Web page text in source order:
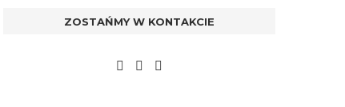
ZOSTAŃMY W KONTAKCIE